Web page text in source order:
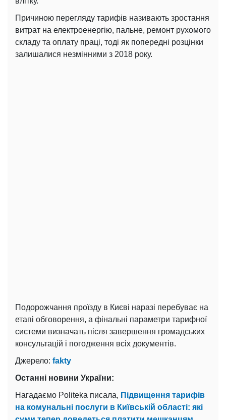
Причиною перегляду тарифів називають зростання
витрат на електроенергію, пальне, ремонт рухомого
складу та оплату праці, тоді як попередні розцінки
залишалися незмінними з 2018 року.
Подорожчання проїзду в Києві наразі перебуває на
етапі обговорення, а фінальні параметри тарифної
системи визначать після завершення громадських
консультацій і погодження всіх документів.
Джерело: fakty
Останні новини України:
Нагадаємо Politeka писала, Підвищення тарифів
на комунальні послуги в Київській області: які